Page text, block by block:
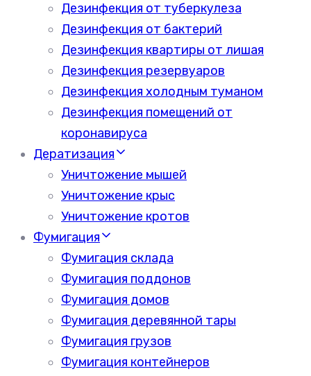
Дезинфекция от туберкулеза
Дезинфекция от бактерий
Дезинфекция квартиры от лишая
Дезинфекция резервуаров
Дезинфекция холодным туманом
Дезинфекция помещений от
коронавируса
Дератизация
Уничтожение мышей
Уничтожение крыс
Уничтожение кротов
Фумигация
Фумигация склада
Фумигация поддонов
Фумигация домов
Фумигация деревянной тары
Фумигация грузов
Фумигация контейнеров